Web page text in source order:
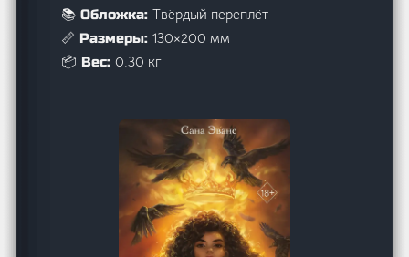
📚 Обложка:Твёрдый переплёт
📏 Размеры:130×200 мм
📦 Вес:0.30 кг